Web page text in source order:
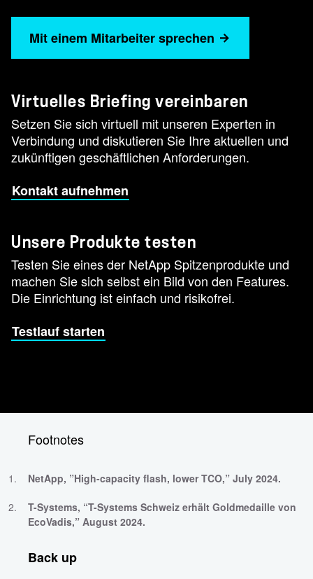
Mit einem Mitarbeiter sprechen
Virtuelles Briefing vereinbaren
Setzen Sie sich virtuell mit unseren Experten in
Verbindung und diskutieren Sie Ihre aktuellen und
zukünftigen geschäftlichen Anforderungen.
Kontakt aufnehmen
Unsere Produkte testen
Testen Sie eines der NetApp Spitzenprodukte und
machen Sie sich selbst ein Bild von den Features.
Die Einrichtung ist einfach und risikofrei.
Testlauf starten
Footnotes
NetApp, ”High-capacity flash, lower TCO,” July 2024.
T-Systems, “T-Systems Schweiz erhält Goldmedaille von
EcoVadis,” August 2024.
Back up